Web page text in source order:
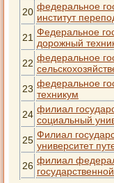
20 федеральное
институт
21 Федеральное
дорожный
22 федеральное
23 федеральное
техникум
24 филиал
социальный
25 Филиал
университет
26 филиал